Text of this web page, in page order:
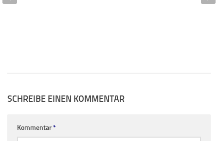
SCHREIBE EINEN KOMMENTAR
Kommentar*